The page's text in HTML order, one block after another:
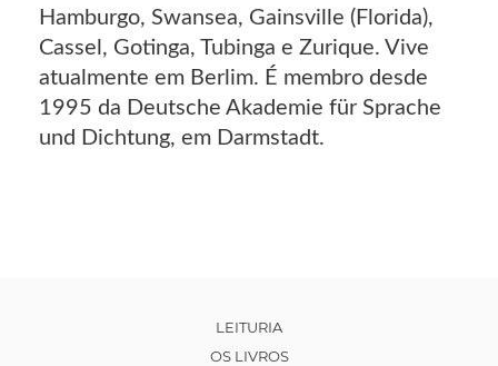
Hamburgo, Swansea, Gainsville (Florida),
Cassel, Gotinga, Tubinga e Zurique. Vive
atualmente em Berlim. É membro desde
1995 da Deutsche Akademie für Sprache
und Dichtung, em Darmstadt.
LEITURIA
OS LIVROS